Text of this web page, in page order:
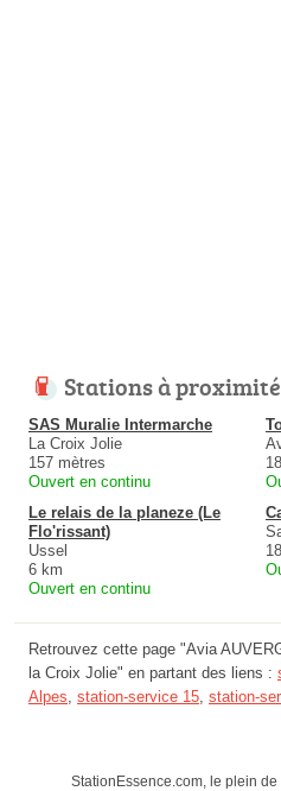
Stations à proximité
SAS Muralie Intermarche
La Croix Jolie
157 mètres
Ouvert en continu
Le relais de la planeze (Le
Flo'rissant)
Ussel
6 km
Ouvert en continu
Retrouvez cette page "Avia
la Croix Jolie" en partant des liens :
Alpes, station-service 15, station-
StationEssence.com, le plein